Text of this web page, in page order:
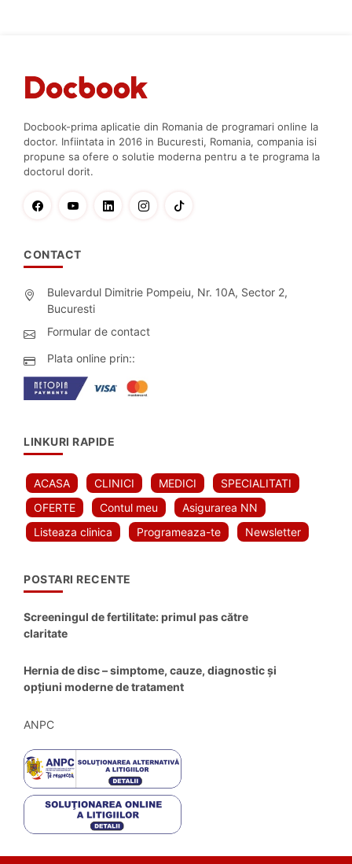
Docbook-prima aplicatie din Romania de programari online la
doctor. Infiintata in 2016 in Bucuresti, Romania, compania isi
propune sa ofere o solutie moderna pentru a te programa la
doctorul dorit.
CONTACT
Bulevardul Dimitrie Pompeiu, Nr. 10A, Sector 2,
Bucuresti
Formular de contact
Plata online prin::
LINKURI RAPIDE
ACASA CLINICI MEDICI
SPECIALITATI
OFERTE
Contul meu
Asigurarea NN
Listeaza clinica
Programeaza-te Newsletter
POSTARI RECENTE
Screeningul de fertilitate: primul pas către
claritate
Hernia de disc – simptome, cauze, diagnostic și
opțiuni moderne de tratament
ANPC